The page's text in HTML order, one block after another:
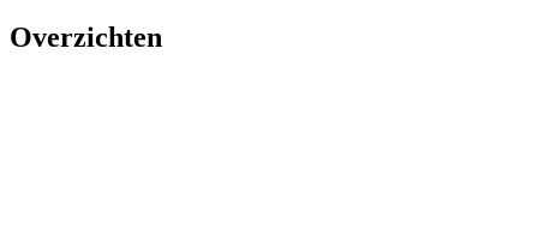
Overzichten